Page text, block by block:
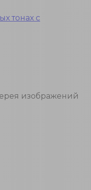
тонах с